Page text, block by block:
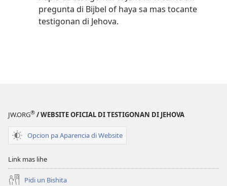
pregunta di Bijbel of haya sa mas tocante
testigonan di Jehova.
JW.ORG® / WEBSITE OFICIAL DI TESTIGONAN DI JEHOVA
Opcion pa Aparencia di Website
Link mas lihe
Pidi un Bishita